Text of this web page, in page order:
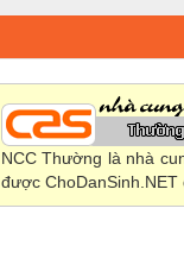
NCC Thường là nhà
được ChoDanSinh.NET